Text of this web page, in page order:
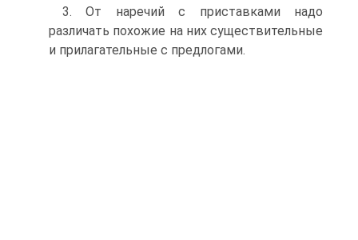
3. От наречий с приставками надо
различать похожие на них существительные
и прилагательные с предлогами.